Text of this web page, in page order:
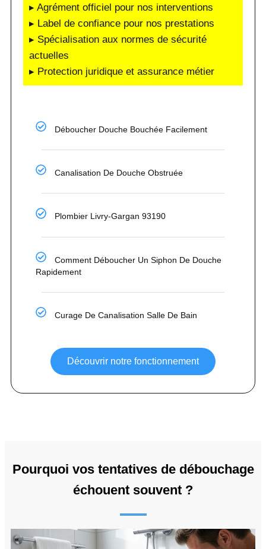
▸ Agrément officiel pour nos interventions
▸ Label de confiance pour nos prestations
▸ Spécialisation aux normes de sécurité
actuelles
▸ Protection juridique et assurance métier
Déboucher Douche Bouchée Facilement
Canalisation De Douche Obstruée
Plombier Livry-Gargan 93190
Comment Déboucher Un Siphon De Douche
Rapidement
Curage De Canalisation Salle De Bain
Découvrir notre fonctionnement
Pourquoi vos tentatives de débouchage
échouent souvent ?